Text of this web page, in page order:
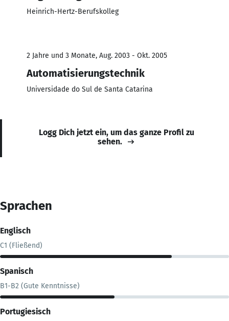
Heinrich-Hertz-Berufskolleg
2 Jahre und 3 Monate, Aug. 2003 - Okt. 2005
Automatisierungstechnik
Universidade do Sul de Santa Catarina
Logg Dich jetzt ein, um das ganze Profil zu
sehen.
Sprachen
Englisch
C1 (Fließend)
Spanisch
B1-B2 (Gute Kenntnisse)
Portugiesisch